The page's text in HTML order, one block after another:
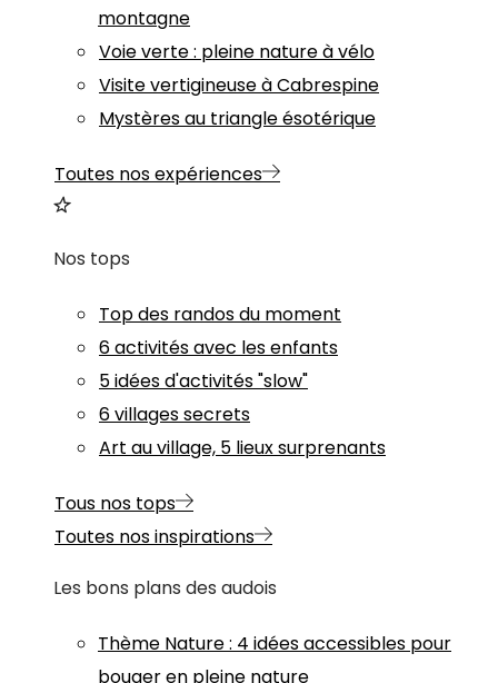
montagne
Voie verte : pleine nature à vélo
Visite vertigineuse à Cabrespine
Mystères au triangle ésotérique
Toutes nos expériences
Nos tops
Top des randos du moment
6 activités avec les enfants
5 idées d'activités "slow"
6 villages secrets
Art au village, 5 lieux surprenants
Tous nos tops
Toutes nos inspirations
Les bons plans des audois
Thème Nature: 4 idées accessibles pour
bouger en pleine nature